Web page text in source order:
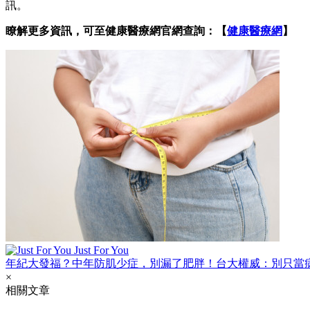
訊。
瞭解更多資訊，可至健康醫療網官網查詢：【健康醫療網 】
Just For You
年紀大發福？中年防肌少症，別漏了肥胖！台大權威：別只當
×
相關文章